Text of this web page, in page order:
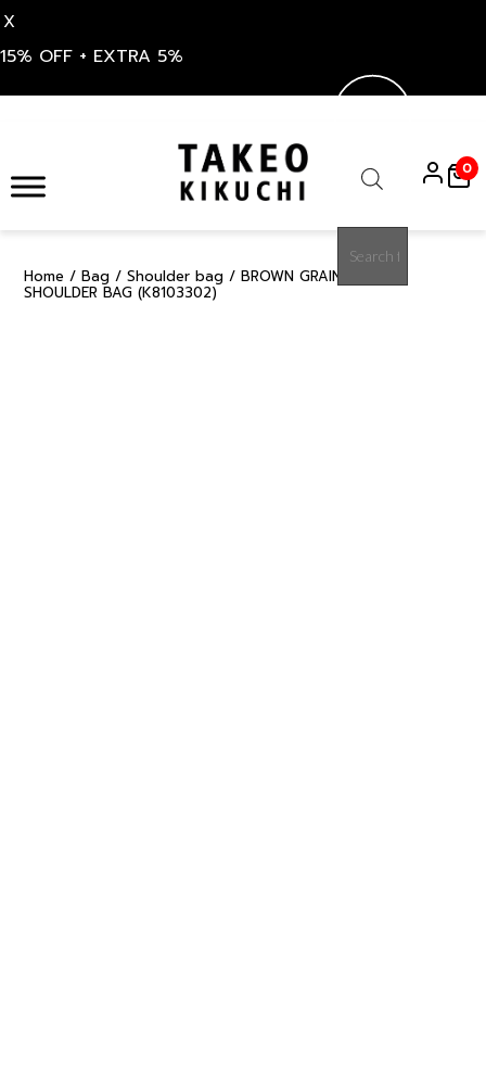
X
15% OFF + EXTRA 5%
content
search
0
Home / Bag / Shoulder bag / BROWN GRAIN MAISON
SHOULDER BAG (K8103302)